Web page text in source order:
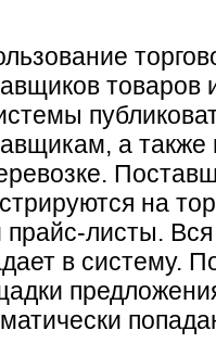
товаров
а также
на
прайс-листы.
в систему.